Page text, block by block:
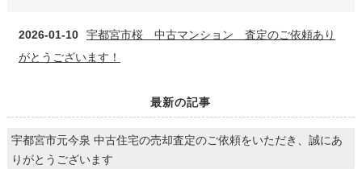
2026-01-10
宇都宮市桜 中古マンション 査定のご依頼あり
がとうございます！
最新の記事
宇都宮市元今泉 中古住宅の売却査定のご依頼をいただき、誠にあ
りがとうございます